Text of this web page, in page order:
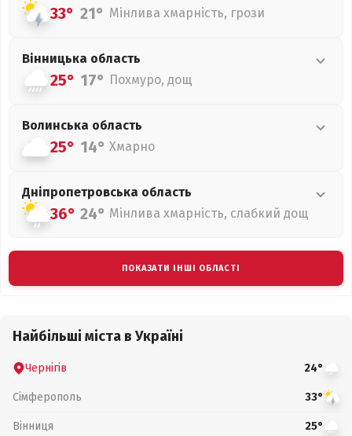
33° 21° Мінлива хмарність, грози
Вінницька область
25° 17° Похмуро, дощ
Волинська область
25° 14° Хмарно
Дніпропетровська область
36° 24° Мінлива хмарність, слабкий дощ
ПОКАЗАТИ ІНШІ ОБЛАСТІ
Найбільші міста в Україні
Чернігів 24°
Сімферополь 33°
Вінниця 25°